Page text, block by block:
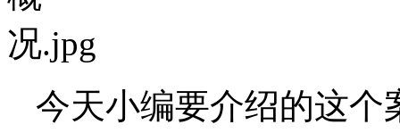
今天小编要介绍的这个